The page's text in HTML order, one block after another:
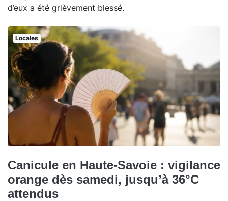
d’eux a été grièvement blessé.
Locales
Canicule en Haute-Savoie : vigilance
orange dès samedi, jusqu’à 36°C
attendus